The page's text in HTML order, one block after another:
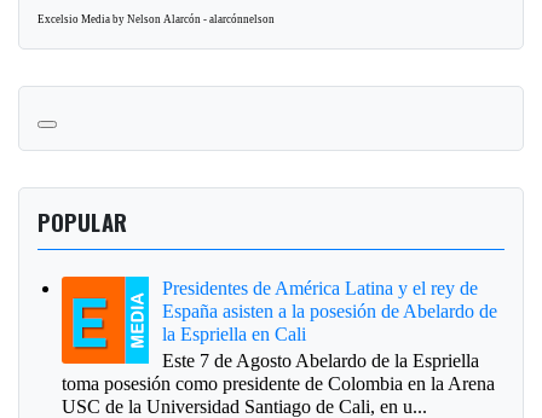
Excelsio Media by Nelson Alarcón - alarcónnelson
POPULAR
Presidentes de América Latina y el rey de
España asisten a la posesión de Abelardo de
la Espriella en Cali
Este 7 de Agosto Abelardo de la Espriella
toma posesión como presidente de Colombia en la Arena
USC de la Universidad Santiago de Cali, en u...